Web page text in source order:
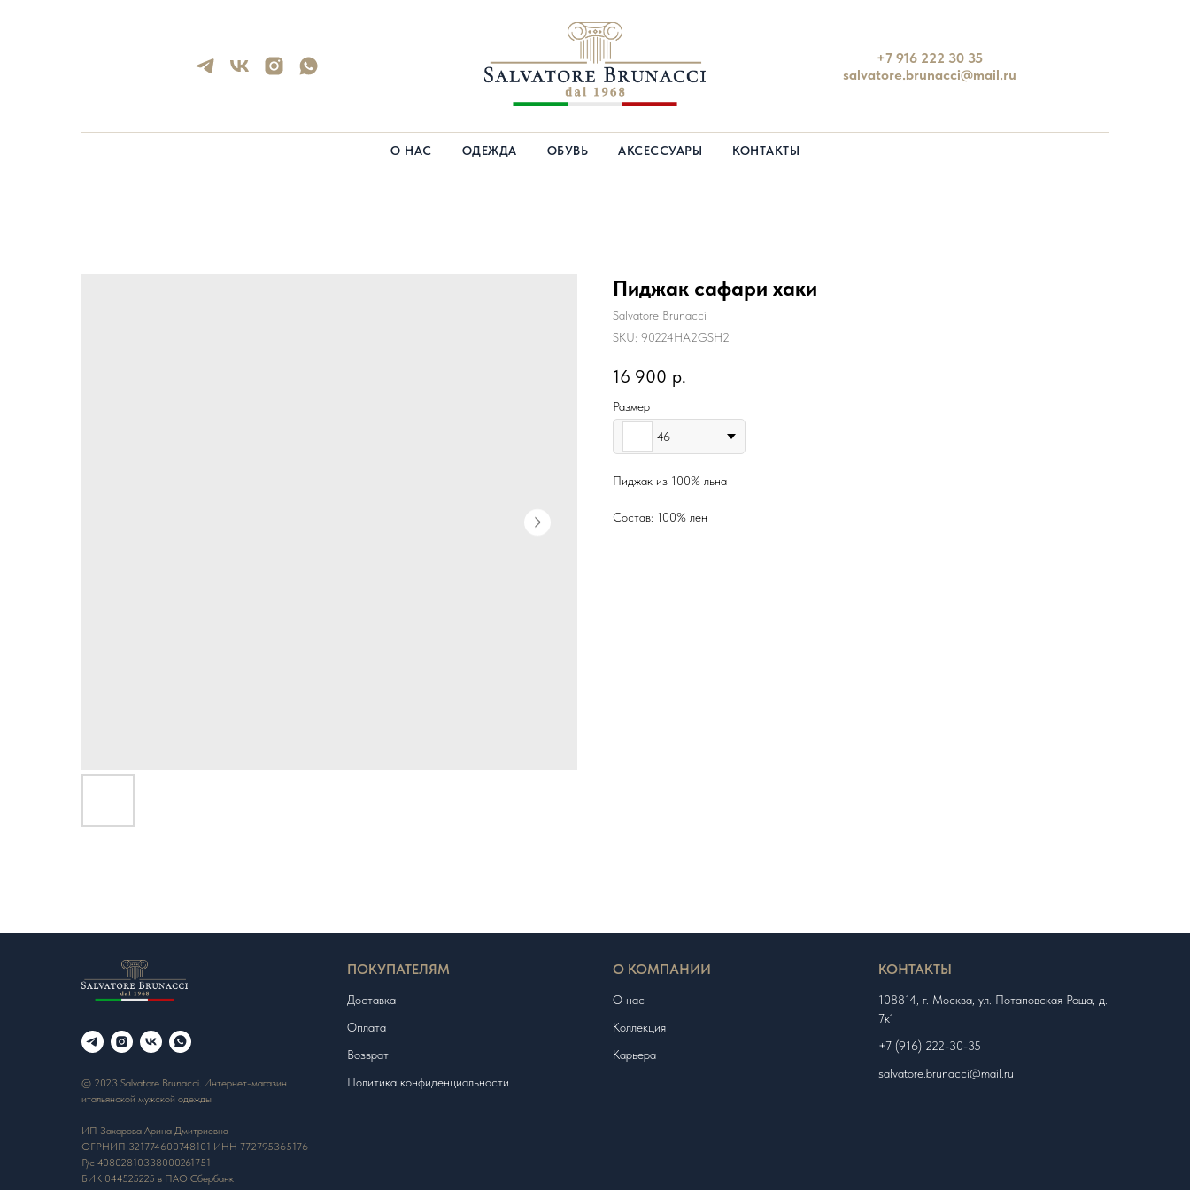
+7 916 222 30 35
salvatore.brunacci@mail.ru
О НАС ОДЕЖДА ОБУВЬ АКСЕССУАРЫ КОНТАКТЫ
Пиджак сафари хаки
Salvatore Brunacci
SKU: 90224HA2GSH2
16 900 р.
Размер
46
Пиджак из 100% льна
Состав: 100% лен
© 2023 Salvatore Brunacci. Интернет-магазин
итальянской мужской одежды
ИП Захарова Арина Дмитриевна
ОГРНИП 321774600748101 ИНН 772795365176
Р/с 40802810338000261751
БИК 044525225 в ПАО Сбербанк
ПОКУПАТЕЛЯМ
Доставка
Оплата
Возврат
Политика конфиденциальности
О КОМПАНИИ
О нас
Коллекция
Карьера
КОНТАКТЫ
108814, г. Москва, ул. Потаповская Роща, д.
7к1
+7 (916) 222-30-35
salvatore.brunacci@mail.ru